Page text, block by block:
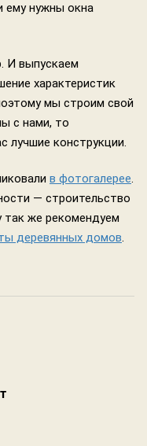
ему нужны окна
И выпускаем
характеристик
мы строим свой
с нами, то
лучшие конструкции.
в фотогалерее.
— строительство
так же рекомендуем
деревянных домов.